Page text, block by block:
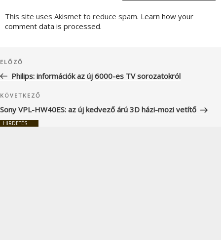
This site uses Akismet to reduce spam. Learn how your
comment data is processed.
navigáció
Korábbi
bejegyzés
ELŐZŐ
Philips: információk az új 6000-es TV sorozatokról
Következő
bejegyzés
KÖVETKEZŐ
Sony VPL-HW40ES: az új kedvező árú 3D házi-mozi vetítő
HIRDETÉS